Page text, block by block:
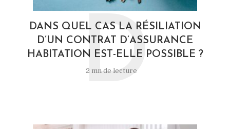
DANS QUEL CAS LA RÉSILIATION
D’UN CONTRAT D’ASSURANCE
HABITATION EST-ELLE POSSIBLE ?
2 mn de lecture
D